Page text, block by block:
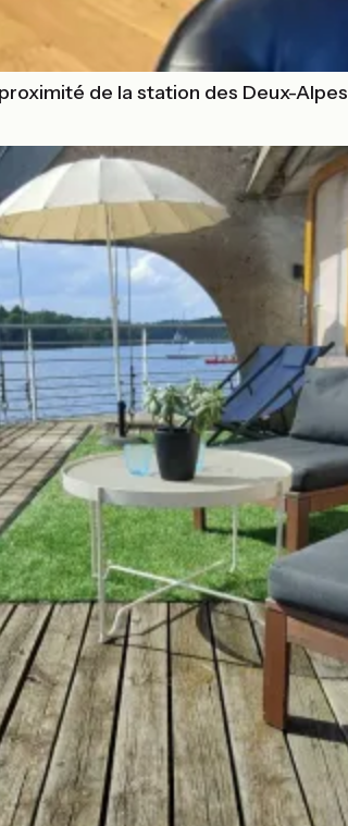
de la station des Deux-Alpes